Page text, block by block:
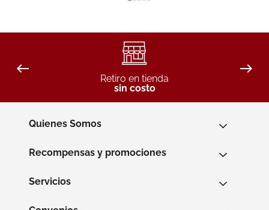
Retiro en tienda
sin costo
Quienes Somos
Recompensas y promociones
Servicios